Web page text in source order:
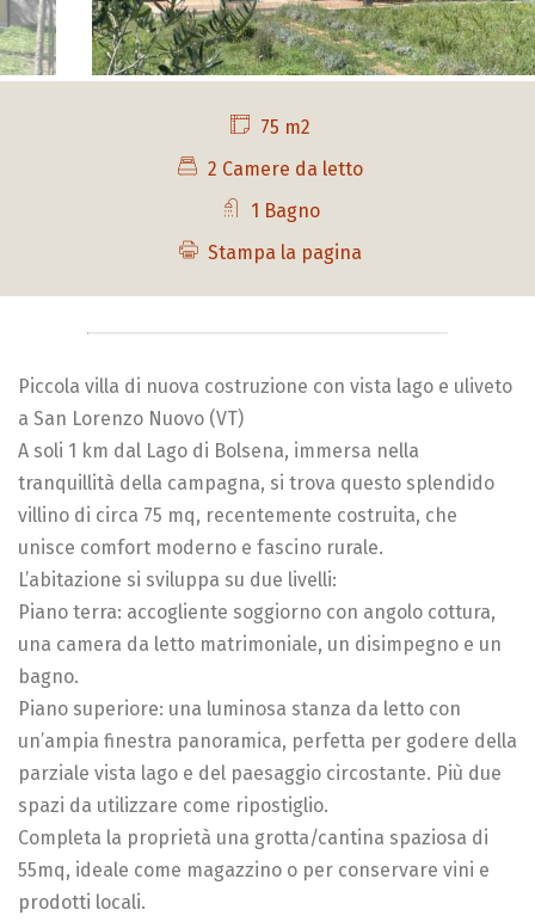
75 m2
2 Camere da letto
1 Bagno
Stampa la pagina
Piccola villa di nuova costruzione con vista lago e uliveto
a San Lorenzo Nuovo (VT)
A soli 1 km dal Lago di Bolsena, immersa nella
tranquillità della campagna, si trova questo splendido
villino di circa 75 mq, recentemente costruita, che
unisce comfort moderno e fascino rurale.
L’abitazione si sviluppa su due livelli:
Piano terra: accogliente soggiorno con angolo cottura,
una camera da letto matrimoniale, un disimpegno e un
bagno.
Piano superiore: una luminosa stanza da letto con
un’ampia finestra panoramica, perfetta per godere della
parziale vista lago e del paesaggio circostante. Più due
spazi da utilizzare come ripostiglio.
Completa la proprietà una grotta/cantina spaziosa di
55mq, ideale come magazzino o per conservare vini e
prodotti locali.